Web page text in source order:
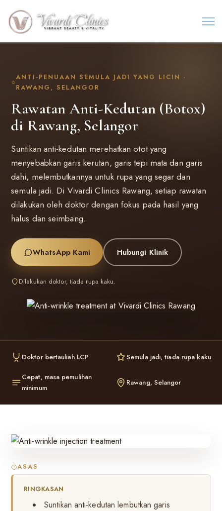
ANTI-PENUAAN SEMULA JADI YANG LICIN ·
RAWANG, SELANGOR
Rawatan Anti-Kedutan (Botox)
di Rawang, Selangor
Suntikan anti-kedutan merehatkan otot yang
menyebabkan garis kerutan, garis tepi mata dan garis
dahi, melembutkannya untuk rupa yang segar dan
semula jadi. Di Vivardi Clinics Rawang, setiap rawatan
dilakukan oleh doktor dengan fokus pada hasil yang
halus dan seimbang.
WhatsApp Kami Hubungi Klinik
Dilakukan doktor, tiada rupa kaku.
Doktor bertauliah LCP Semula jadi, tiada rupa kaku
Cepat, masa pemulihan
minimum
Rawang, Selangor
ASAS
RINGKASAN
Suntikan anti-kedutan lembutkan garis